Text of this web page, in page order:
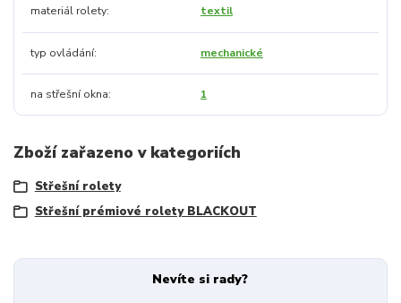
materiál rolety textil
typ ovládání mechanické
na střešní okna 1
Zboží zařazeno v kategoriích
Střešní rolety
Střešní prémiové rolety BLACKOUT
Nevíte si rady?